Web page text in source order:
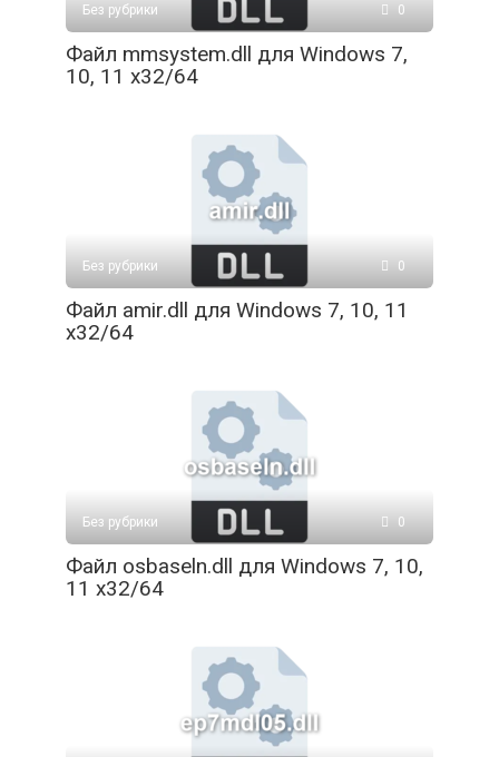
Без рубрики 0
Файл mmsystem.dll для Windows 7,
10, 11 x32/64
Без рубрики 0
Файл amir.dll для Windows 7, 10, 11
x32/64
Без рубрики 0
Файл osbaseln.dll для Windows 7, 10,
11 x32/64